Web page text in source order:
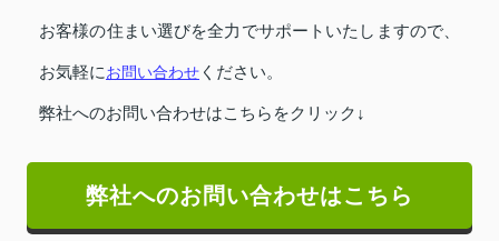
お客様の住まい選びを全力でサポートいたしますので、
お気軽にお問い合わせ ください。
弊社へのお問い合わせはこちらをクリック↓
弊社へのお問い合わせはこちら